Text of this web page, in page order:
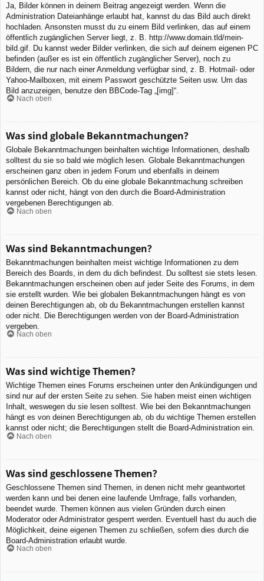
Ja, Bilder können in deinem Beitrag angezeigt werden. Wenn die
Administration Dateianhänge erlaubt hat, kannst du das Bild auch direkt
hochladen. Ansonsten musst du zu einem Bild verlinken, das auf einem
öffentlich zugänglichen Server liegt, z. B. http://www.domain.tld/mein-
bild.gif. Du kannst weder Bilder verlinken, die sich auf deinem eigenen PC
befinden (außer es ist ein öffentlich zugänglicher Server), noch zu
Bildern, die nur nach einer Anmeldung verfügbar sind, z. B. Hotmail- oder
Yahoo-Mailboxen, mit einem Passwort geschützte Seiten usw. Um das
Bild anzuzeigen, benutze den BBCode-Tag „[img]“.
Nach oben
Was sind globale Bekanntmachungen?
Globale Bekanntmachungen beinhalten wichtige Informationen, deshalb
solltest du sie so bald wie möglich lesen. Globale Bekanntmachungen
erscheinen ganz oben in jedem Forum und ebenfalls in deinem
persönlichen Bereich. Ob du eine globale Bekanntmachung schreiben
kannst oder nicht, hängt von den durch die Board-Administration
vergebenen Berechtigungen ab.
Nach oben
Was sind Bekanntmachungen?
Bekanntmachungen beinhalten meist wichtige Informationen zu dem
Bereich des Boards, in dem du dich befindest. Du solltest sie stets lesen.
Bekanntmachungen erscheinen oben auf jeder Seite des Forums, in dem
sie erstellt wurden. Wie bei globalen Bekanntmachungen hängt es von
deinen Berechtigungen ab, ob du Bekanntmachungen erstellen kannst
oder nicht. Die Berechtigungen werden von der Board-Administration
vergeben.
Nach oben
Was sind wichtige Themen?
Wichtige Themen eines Forums erscheinen unter den Ankündigungen und
sind nur auf der ersten Seite zu sehen. Sie haben meist einen wichtigen
Inhalt, weswegen du sie lesen solltest. Wie bei den Bekanntmachungen
hängt es von deinen Berechtigungen ab, ob du wichtige Themen erstellen
kannst oder nicht; die Berechtigungen stellt die Board-Administration ein.
Nach oben
Was sind geschlossene Themen?
Geschlossene Themen sind Themen, in denen nicht mehr geantwortet
werden kann und bei denen eine laufende Umfrage, falls vorhanden,
beendet wurde. Themen können aus vielen Gründen durch einen
Moderator oder Administrator gesperrt werden. Eventuell hast du auch die
Möglichkeit, deine eigenen Themen zu schließen, sofern dies durch die
Board-Administration erlaubt wurde.
Nach oben